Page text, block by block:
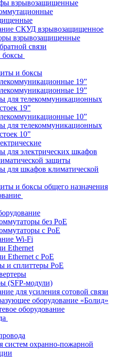
взрывозащищенные
СКУД взрывозащищенное
взрывозащищенные
связи
и боксы
19”
19”
для телекоммуникационных
19”
10”
для телекоммуникационных
10”
для электрических шкафов
защиты
для шкафов климатической
и боксы общего назначения
без PoE
с PoE
Wi-Fi
Ethernet
Ethernet с PoE
и сплиттеры PoE
(SFP-модули)
для усиления сотовой связи
оборудование «Болид»
оборудование
систем охранно-пожарной